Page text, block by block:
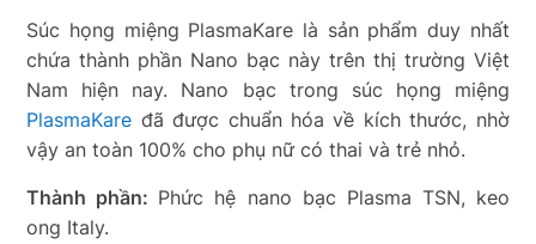
Súc họng miệng PlasmaKare là sản phẩm duy nhất
chứa thành phần Nano bạc này trên thị trường Việt
Nam hiện nay. Nano bạc trong súc họng miệng
PlasmaKare đã được chuẩn hóa về kích thước, nhờ
vậy an toàn 100% cho phụ nữ có thai và trẻ nhỏ.
Thành phần: Phức hệ nano bạc Plasma TSN, keo
ong Italy.